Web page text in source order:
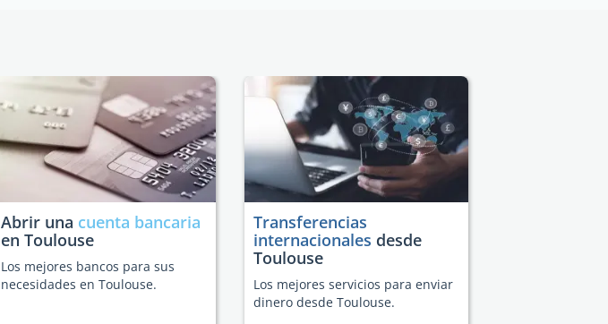
Abrir una cuenta bancaria
en Toulouse
Los mejores bancos para sus
necesidades en Toulouse.
Transferencias
internacionales desde
Toulouse
Los mejores servicios para enviar
dinero desde Toulouse.